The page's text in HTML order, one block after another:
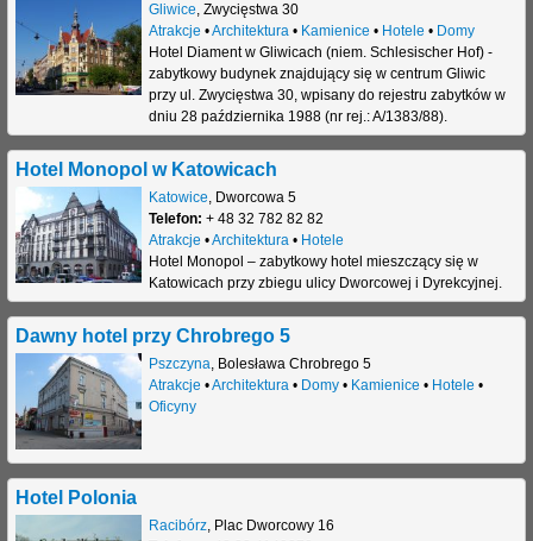
Gliwice, Zwycięstwa 30
Atrakcje •Architektura• Kamienice • Hotele • Domy
Hotel Diament w Gliwicach (niem. Schlesischer Hof) -
zabytkowy budynek znajdujący się w centrum Gliwic
przy ul. Zwycięstwa 30, wpisany do rejestru zabytków w
dniu 28 października 1988 (nr rej.: A/1383/88).
Hotel Monopol w Katowicach
Katowice, Dworcowa 5
Telefon: + 48 32 782 82 82
Atrakcje •Architektura• Hotele
Hotel Monopol – zabytkowy hotel mieszczący się w
Katowicach przy zbiegu ulicy Dworcowej i Dyrekcyjnej.
Dawny hotel przy Chrobrego 5
Pszczyna, Bolesława Chrobrego 5
Atrakcje •Architektura• Domy• Kamienice • Hotele •
Oficyny
Hotel Polonia
Racibórz, Plac Dworcowy 16